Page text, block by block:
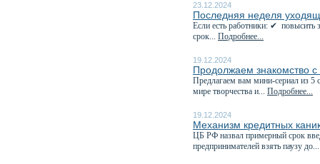
23.12.2024
Последняя неделя
Если есть работники: ✔ повысить
срок... Подробнее...
19.12.2024
Продолжаем знакомство
Предлагаем вам мини-сериал из
мире творчества и... Подробнее...
19.12.2024
Механизм кредитных
️ЦБ РФ назвал примерный срок
предпринимателей взять паузу